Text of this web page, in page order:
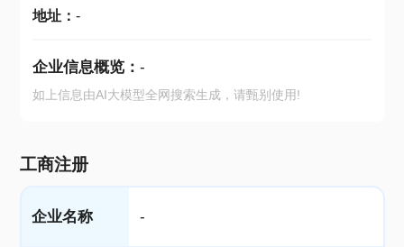
地址： -
企业信息概览： -
如上信息由AI大模型全网搜索生成，请甄别使用!
工商注册
企业名称 -